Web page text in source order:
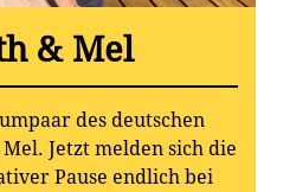
& Mel
des deutschen
Jetzt melden sich die
Pause endlich bei